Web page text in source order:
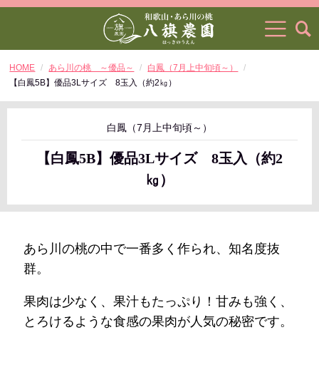
HOME あら川の桃 ～優品～
白鳳（7月上中旬頃～）
【白鳳5B】優品3Lサイズ 8玉入（約2㎏）
白鳳（7月上中旬頃～）
【白鳳5B】優品3Lサイズ 8玉入（約2
㎏）
あら川の桃の中で一番多く作られ、知名度抜
群。
果肉は少なく、果汁もたっぷり！甘みも強く、
とろけるような食感の果肉が人気の秘密です。